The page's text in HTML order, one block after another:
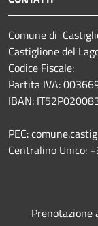
Comune di
Castiglione del
Codice Fiscale:
Partita IVA:
IBAN:
PEC:
Centralino Unico:
Prenotazione